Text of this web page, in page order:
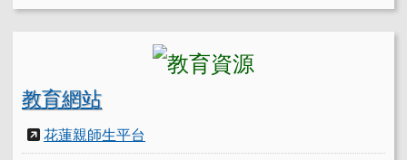
教育網站
花蓮親師生平台